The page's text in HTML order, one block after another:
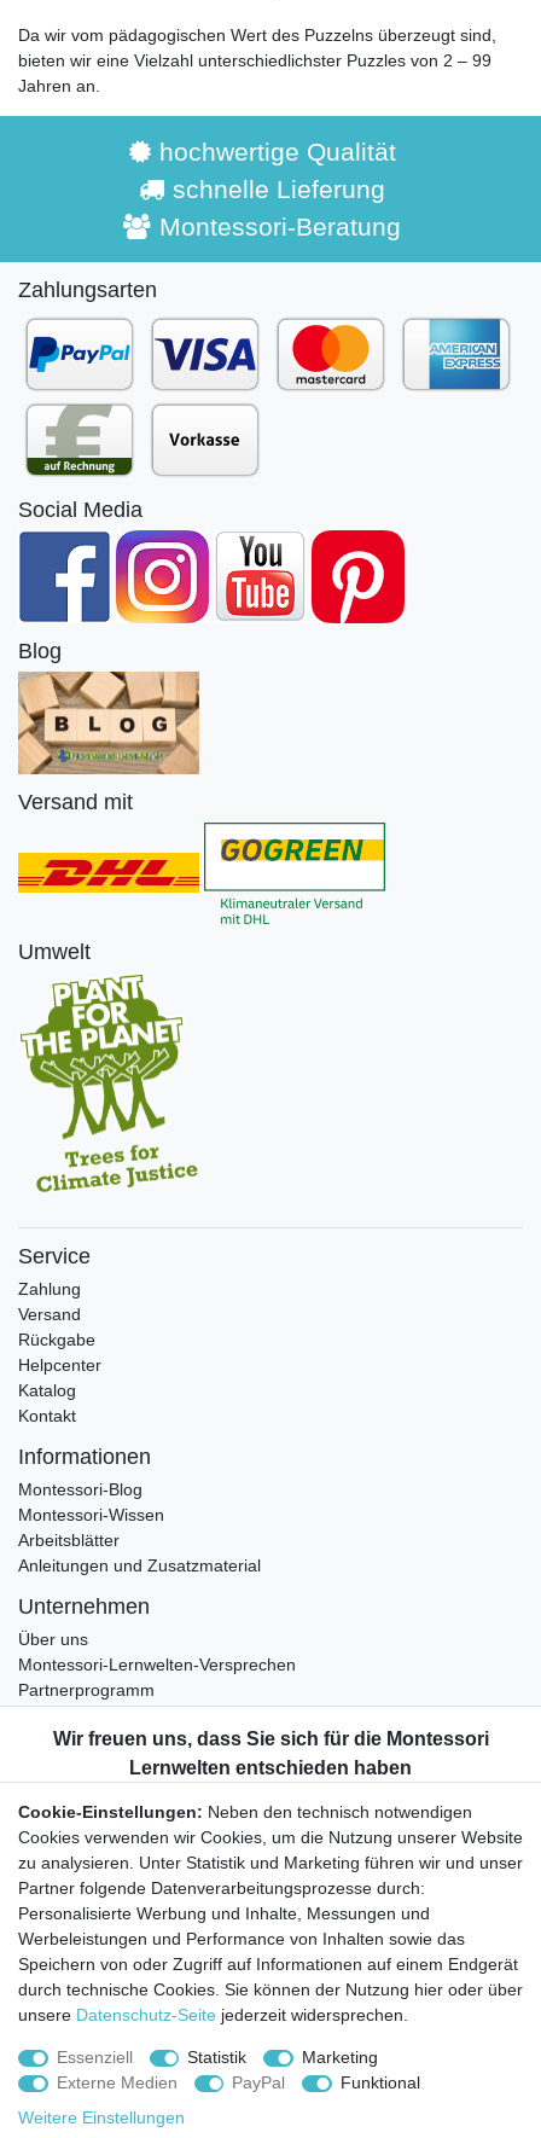
Da wir vom pädagogischen Wert des Puzzelns überzeugt sind,
bieten wir eine Vielzahl unterschiedlichster Puzzles von 2 – 99
Jahren an.
hochwertige Qualität
schnelle Lieferung
Montessori-Beratung
Zahlungsarten
Social Media
Blog
Versand mit
Umwelt
Service
Zahlung
Versand
Rückgabe
Helpcenter
Katalog
Kontakt
Informationen
Montessori-Blog
Montessori-Wissen
Arbeitsblätter
Anleitungen und Zusatzmaterial
Unternehmen
Über uns
Montessori-Lernwelten-Versprechen
Partnerprogramm
Bestellung widerrufen
Datenschutzerklärung
AGB
Impressum
Aktuelles rund um Montessori-Materialien und
Montessori-Pädagogik.
Kostenfreie wöchentliche Infos
Hiermit bestätige ich, dass ich dieDaten­schutz­erklärunggelesen habe. Sie
Abonnieren
Cookie-Einstellungen: Neben den technisch notwendigen
Cookies verwenden wir Cookies, um die Nutzung unserer Website
zu analysieren. Unter Statistik und Marketing führen wir und unser
Partner folgende Datenverarbeitungsprozesse durch:
Personalisierte Werbung und Inhalte, Messungen und
Werbeleistungen und Performance von Inhalten sowie das
Speichern von oder Zugriff auf Informationen auf einem Endgerät
durch technische Cookies. Sie können der Nutzung hier oder über
unsere Datenschutz-Seite jederzeit widersprechen.
Essenziell Statistik
Marketing
Externe Medien
PayPal
Funktional
Weitere Einstellungen